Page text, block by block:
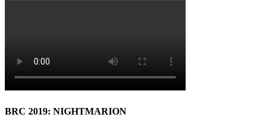
BRC 2019: NIGHTMARION